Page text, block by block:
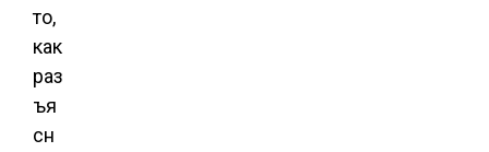
то,
как
раз
ъя
сн